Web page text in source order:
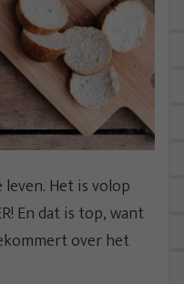
Het is volop
En dat is top, want
over het